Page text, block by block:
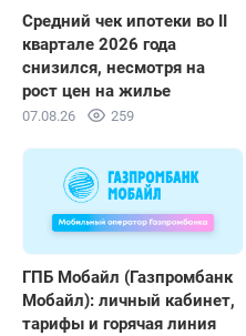
Средний чек ипотеки во II
квартале 2026 года
снизился, несмотря на
рост цен на жилье
07.08.26 259
ГПБ Мобайл (Газпромбанк
Мобайл): личный кабинет,
тарифы и горячая линия